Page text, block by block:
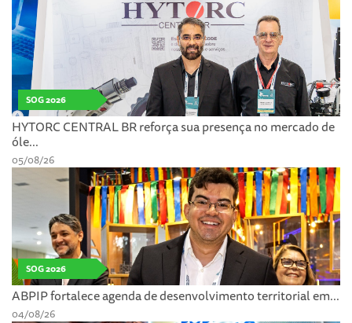
SOG 2026
HYTORC CENTRAL BR reforça sua presença no mercado de
óle...
05/08/26
SOG 2026
ABPIP fortalece agenda de desenvolvimento territorial em...
04/08/26